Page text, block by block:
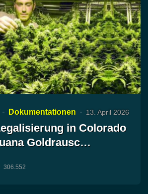
Dokumentationen 13. April 2026
in Colorado
Goldrausc…
306.552